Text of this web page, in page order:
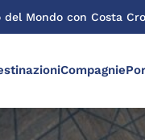
del Mondo con Costa
Compagnie